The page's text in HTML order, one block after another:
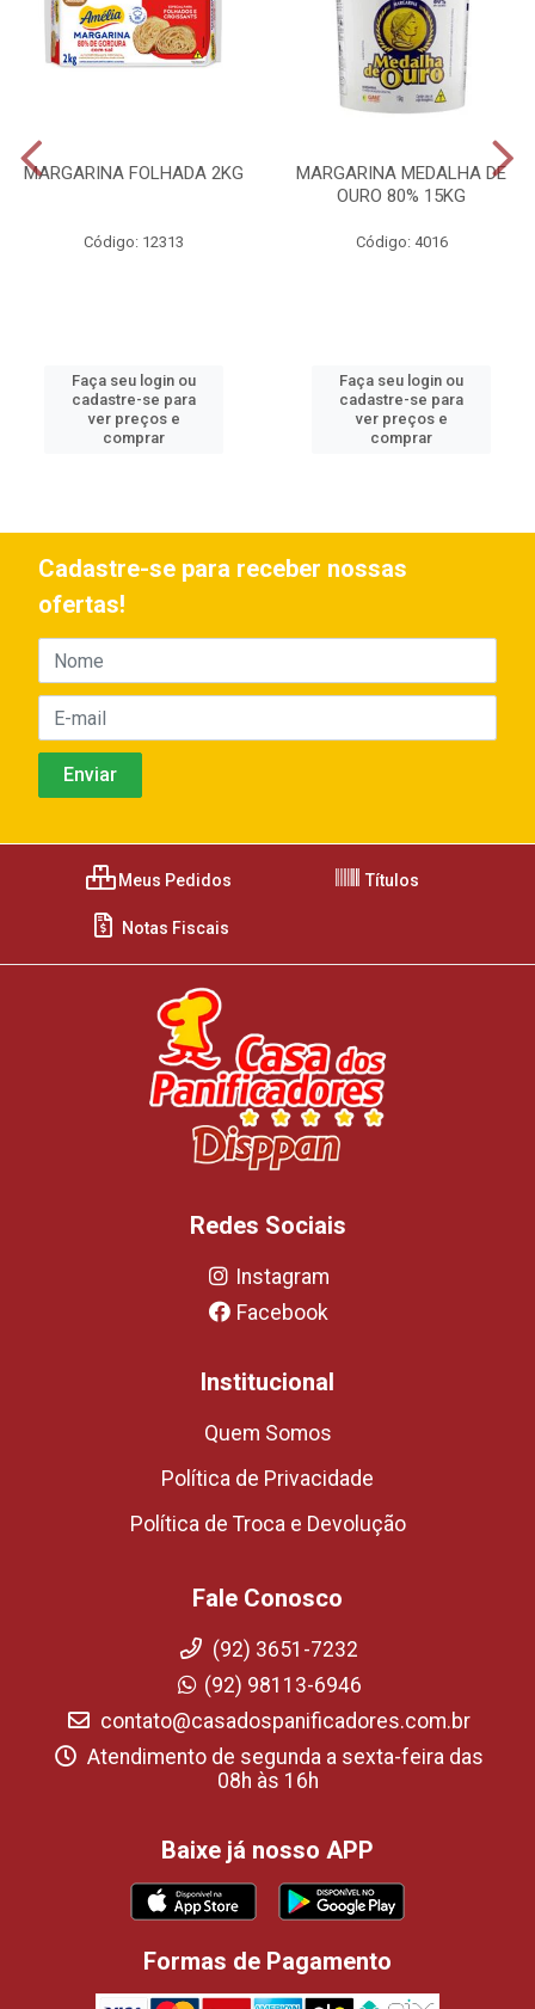
MARGARINA FOLHADA 2KG
Código: 12313
Faça seu login ou
cadastre-se para
ver preços e
comprar
MARGARINA MEDALHA DE
OURO 80% 15KG
Código: 4016
Faça seu login ou
cadastre-se para
ver preços e
comprar
Cadastre-se para receber nossas
ofertas!
Meus Pedidos Títulos
Notas Fiscais
Redes Sociais
Instagram
Facebook
Institucional
Quem Somos
Política de Privacidade
Política de Troca e Devolução
Fale Conosco
(92) 3651-7232
(92) 98113-6946
contato@casadospanificadores.com.br
Atendimento de segunda a sexta-feira das
08h às 16h
Baixe já nosso APP
Formas de Pagamento